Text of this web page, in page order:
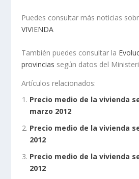
Puedes consultar más noticias
VIVIENDA
También puedes consultar la
provincias según datos del
Artículos relacionados:
Precio medio de la vivienda
marzo 2012
Precio medio de la vivienda
2012
Precio medio de la vivienda
2012